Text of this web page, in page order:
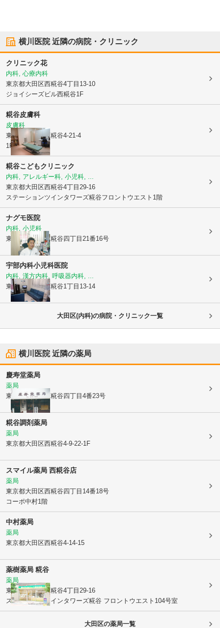
横川医院近隣の病院・クリニック
クリニック花
内科, 心療内科
東京都大田区西糀谷4丁目13-10
ジョイシーズビル西糀谷1F
糀谷皮膚科
皮膚科
東京都大田区西糀谷4-21-4
1F
糀谷こどもクリニック
内科, アレルギー科, 小児科, ...
東京都大田区西糀谷4丁目29-16
ステーションツインタワーズ糀谷フロントウエスト1階
ナグモ医院
内科, 小児科
東京都大田区西糀谷四丁目21番16号
宇部内科小児科医院
内科, 漢方内科, 呼吸器内科, ...
東京都大田区西糀谷1丁目13-14
大田区(内科)の病院・クリニック一覧
横川医院近隣の薬局
慶寿堂薬局
薬局
東京都大田区西糀谷四丁目4番23号
糀谷調剤薬局
薬局
東京都大田区西糀谷4-9-22-1F
スマイル薬局 西糀谷店
薬局
東京都大田区西糀谷四丁目14番18号
コーポ中村1階
中村薬局
薬局
東京都大田区西糀谷4-14-15
薬樹薬局 糀谷
薬局
東京都大田区西糀谷4丁目29-16
ステーションツインタワーズ糀谷 フロントウエスト104号室
大田区の薬局一覧